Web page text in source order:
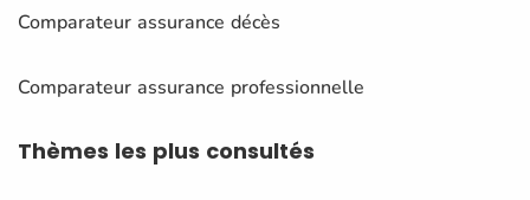
Comparateur assurance décès
Comparateur assurance professionnelle
Thèmes les plus consultés